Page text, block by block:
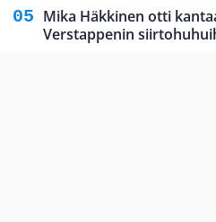
Mika Häkkinen otti
Verstappenin